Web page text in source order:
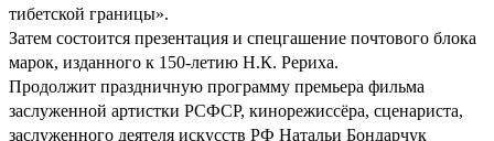
тибетской границы».
Затем состоится презентация и спецгашение почтового блока
марок, изданного к 150-летию Н.К. Рериха.
Продолжит праздничную программу премьера фильма
заслуженной артистки РСФСР, кинорежиссёра, сценариста,
заслуженного деятеля искусств РФ Натальи Бондарчук